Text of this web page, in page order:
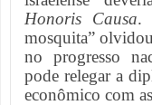
Honoris Causa.
mosquita”
no progresso
pode relegar a
econômico com